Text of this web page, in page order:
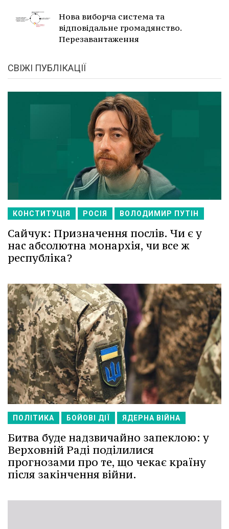
Нова виборча система та
відповідальне громадянство.
Перезавантаження
СВІЖІ ПУБЛІКАЦІЇ
КОНСТИТУЦІЯ РОСІЯ ВОЛОДИМИР ПУТІН
Сайчук: Призначення послів. Чи є у
нас абсолютна монархія, чи все ж
республіка?
ПОЛІТИКА БОЙОВІ ДІЇ ЯДЕРНА ВІЙНА
Битва буде надзвичайно запеклою: у
Верховній Раді поділилися
прогнозами про те, що чекає країну
після закінчення війни.